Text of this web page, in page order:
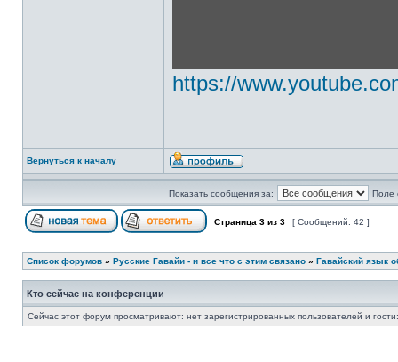
https://
Вернуться к началу
Показать сообщения за: Поле
Страница 3 из 3 [ Сообщений: 42 ]
Список форумов » Русские Гавайи - и все что с этим связано » Гавайский язык
Кто сейчас на конференции
Сейчас этот форум просматривают: нет зарегистрированных пользователей и